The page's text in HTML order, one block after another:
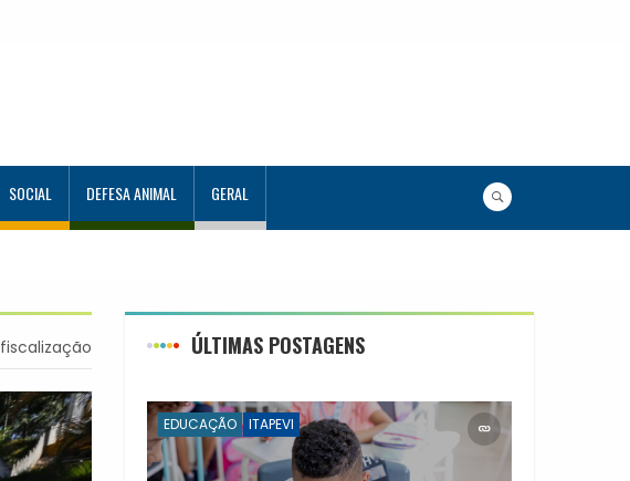
SOCIAL DEFESA ANIMAL GERAL
fiscalização ÚLTIMAS POSTAGENS
EDUCAÇÃO ITAPEVI